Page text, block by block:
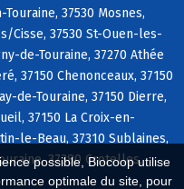
possible, Biocoop utilise
optimale du site, pour
37530 Mosnes,
Cisse, 37530 St-Ouen-les-
de-Touraine, 37270 Athée
37150 Chenonceaux, 37150
de-Touraine, 37150 Dierre,
37150 La Croix-en-
le-Beau, 37310 Sublaines,
37380 Crotelles,